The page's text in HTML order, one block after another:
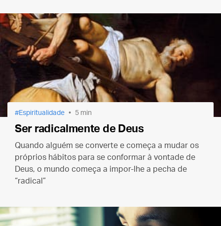
Espiritualidade 5 min
Ser radicalmente de Deus
Quando alguém se converte e começa a mudar os
próprios hábitos para se conformar à vontade de
Deus, o mundo começa a impor-lhe a pecha de
“radical”